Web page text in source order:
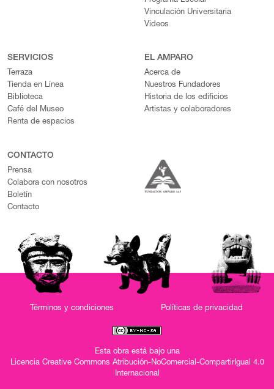
Vinculación Universitaria
Videos
SERVICIOS
Terraza
Tienda en Línea
Biblioteca
Café del Museo
Renta de espacios
EL AMPARO
Acerca de
Nuestros Fundadores
Historia de los edificios
Artistas y colaboradores
CONTACTO
Prensa
Colabora con nosotros
Boletín
Contacto
Términos y condiciones Políticas de privacidad
Esta obra está bajo una
Licencia Creative Commons Atribución-NoComercial-CompartirIgual 4.0
Internacional